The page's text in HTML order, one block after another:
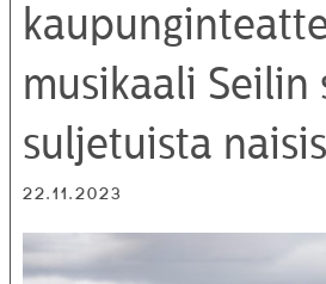
musikaali Seilin
suljetuista
22.11.2023